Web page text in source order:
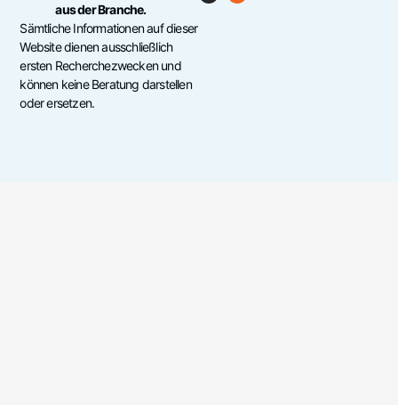
aus der Branche.
Sämtliche Informationen auf dieser
Website dienen ausschließlich
ersten Recherchezwecken und
können keine Beratung darstellen
oder ersetzen.